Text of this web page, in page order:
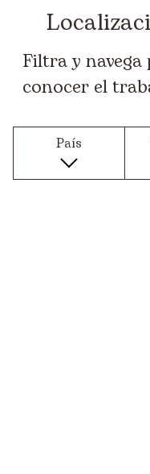
Filtra y
conocer el
País